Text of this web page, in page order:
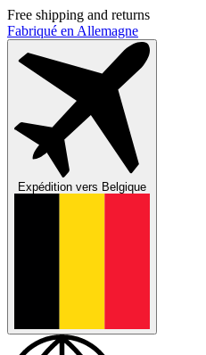
Free shipping and returns
Fabriqué en Allemagne
Expédition vers Belgique